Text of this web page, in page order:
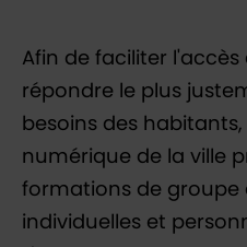
Afin de faciliter
répondre le plus
besoins des habitants,
numérique de la ville
formations de groupe
individuelles et